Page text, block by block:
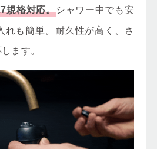
規格対応。 シャワー中でも安
れも簡単。耐久性が高く、さ
ます。